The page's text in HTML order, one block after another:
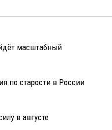
масштабный
по старости в России
в августе